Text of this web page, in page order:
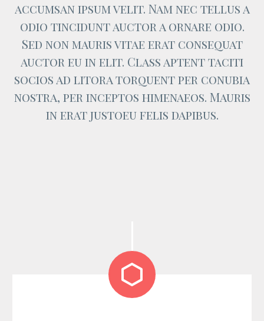
accumsan ipsum velit. Nam nec tellus a
odio tincidunt auctor a ornare odio.
Sed non mauris vitae erat consequat
auctor eu in elit. Class aptent taciti
socios ad litora torquent per conubia
nostra, per inceptos himenaeos. Mauris
in erat justoeu felis dapibus.

